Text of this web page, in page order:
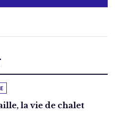
la vie de chalet